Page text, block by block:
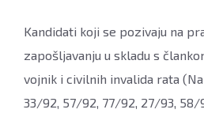
Kandidati koji se pozivaju na
zapošljavanju u skladu s
vojnik i civilnih invalida rata
33/92, 57/92, 77/92, 27/93,